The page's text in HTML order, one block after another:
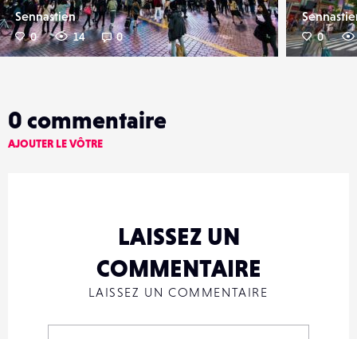
Sennastien
0 14 0 0
0 commentaire
AJOUTER LE VÔTRE
LAISSEZ UN
COMMENTAIRE
LAISSEZ UN COMMENTAIRE